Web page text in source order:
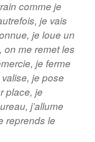
comme je
je vais
je loue un
on me remet les
je ferme
valise, je pose
place, je
j’allume
reprends le